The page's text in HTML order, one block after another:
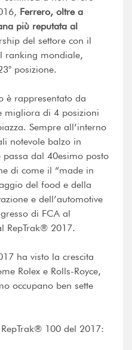
Ferrero, oltre a
più reputata al
del settore con il
ranking mondiale,
posizione.
è rappresentato da
migliora di 4 posizioni
Sempre all’interno
notevole balzo in
passa dal 40esimo posto
di come il “made in
del food e della
e dell’automotive
di FCA al
RepTrak® 2017.
ha visto la crescita
Rolex e Rolls-Royce,
occupano ben sette
100 del 2017: